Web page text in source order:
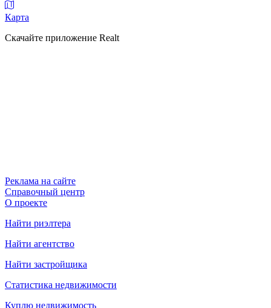
Карта
Скачайте приложение Realt
Реклама на сайте
Справочный центр
О проекте
Найти риэлтера
Найти агентство
Найти застройщика
Статистика недвижимости
Куплю недвижимость